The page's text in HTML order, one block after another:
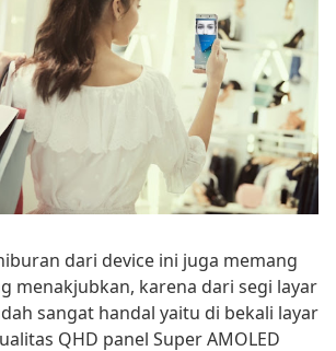
dari device ini juga memang
menakjubkan, karena dari segi layar
sangat handal yaitu di bekali layar
QHD panel Super AMOLED